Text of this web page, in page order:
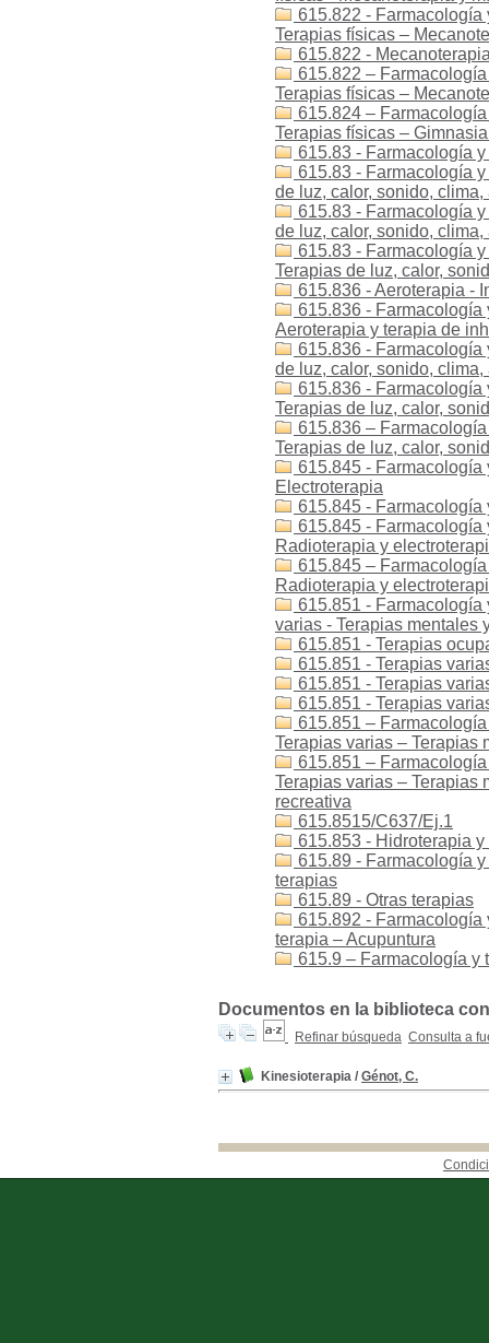
615.822 - Farmacología
Terapias físicas –
615.822 -
615.822 –
Terapias físicas –
615.824 –
Terapias físicas –
615.83 - Farmacología
615.83 - Farmacología
de luz, calor, sonido,
615.83 - Farmacología
de luz, calor, sonido,
615.83 - Farmacología
Terapias de luz, calor,
615.836 - Aeroterapia -
615.836 - Farmacología
Aeroterapia y terapia de
615.836 - Farmacología
de luz, calor, sonido,
615.836 - Farmacología
Terapias de luz, calor,
615.836 –
Terapias de luz, calor,
615.845 - Farmacología
Electroterapia
615.845 - Farmacología
615.845 - Farmacología
Radioterapia y
615.845 –
Radioterapia y
615.851 - Farmacología
varias - Terapias mentales
615.851 - Terapias
615.851 - Terapias
615.851 - Terapias
615.851 - Terapias
615.851 –
Terapias varias – Terapias
615.851 –
Terapias varias – Terapias
recreativa
615.8515/C637/Ej.1
615.853 - Hidroterapia
615.89 - Farmacología
terapias
615.89 - Otras terapias
615.892 - Farmacología
terapia – Acupuntura
615.9 – Farmacología y
Documentos en la biblioteca
Refinar búsqueda Consulta a
Kinesioterapia / Génot, C.